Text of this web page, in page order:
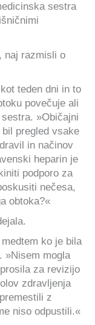
sestra
naj razmisli o
teden dni in to
povečuje ali
»Običajni
pregled vsake
in načinov
heparin je
podporo za
nečesa,
obtoka?«
ko je bila
»Nisem mogla
za revizijo
zdravljenja
z
niso odpustili.«